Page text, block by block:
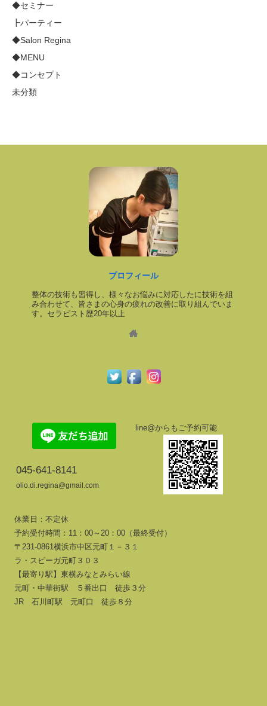
◆セミナー
┣パーティー
◆Salon Regina
◆MENU
◆コンセプト
未分類
プロフィール
整体の技術も習得し、様々なお悩みに対応したに技術を組
み合わせて、皆さまの心身の疲れの改善に取り組んでいま
す。セラピスト歴20年以上
045-641-8141
olio.di.regina@gmail.com
line@からもご予約可能
休業日：不定休
予約受付時間：11：00～20：00（最終受付）
〒231-0861横浜市中区元町１－３１
ラ・スピーガ元町３０３
【最寄り駅】東横みなとみらい線
元町・中華街駅 ５番出口 徒歩３分
JR 石川町駅 元町口 徒歩８分